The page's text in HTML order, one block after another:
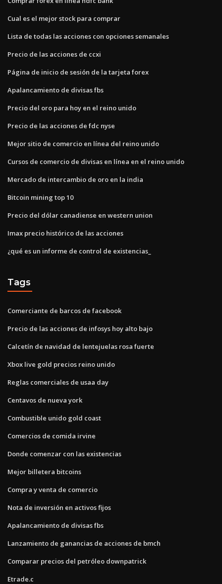
Cual es el mejor stock para comprar
Lista de todas las acciones con opciones semanales
Precio de las acciones de ccxi
Página de inicio de sesión de la tarjeta forex
Apalancamiento de divisas fbs
Precio del oro para hoy en el reino unido
Precio de las acciones de fdc nyse
Mejor sitio de comercio en línea del reino unido
Cursos de comercio de divisas en línea en el reino unido
Mercado de intercambio de oro en la india
Bitcoin mining top 10
Precio del dólar canadiense en western union
Imax precio histórico de las acciones
¿qué es un informe de control de existencias_
Tags
Comerciante de barcos de facebook
Precio de las acciones de infosys hoy alto bajo
Calcetín de navidad de lentejuelas rosa fuerte
Xbox live gold precios reino unido
Reglas comerciales de usaa day
Centavos de nueva york
Combustible unido gold coast
Comercios de comida irvine
Donde comenzar con las existencias
Mejor billetera bitcoins
Compra y venta de comercio
Nota de inversión en activos fijos
Apalancamiento de divisas fbs
Lanzamiento de ganancias de acciones de bmch
Comparar precios del petróleo downpatrick
Etrade.c